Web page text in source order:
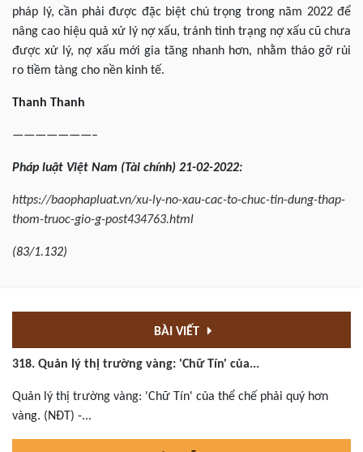
pháp lý, cần phải được đặc biệt chú trọng trong năm 2022 để
nâng cao hiệu quả xử lý nợ xấu, tránh tình trạng nợ xấu cũ chưa
được xử lý, nợ xấu mới gia tăng nhanh hơn, nhằm tháo gỡ rủi
ro tiềm tàng cho nền kinh tế.
Thanh Thanh
———————–
Pháp luật Việt Nam (Tài chính) 21-02-2022:
https://baophapluat.vn/xu-ly-no-xau-cac-to-chuc-tin-dung-thap-
thom-truoc-gio-g-post434763.html
(83/1.132)
BÀI VIẾT
318. Quản lý thị trường vàng: 'Chữ Tín' của...
Quản lý thị trường vàng: 'Chữ Tín' của thể chế phải quý hơn
vàng. (NĐT) -...